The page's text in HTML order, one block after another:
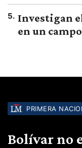
5. Investigan
en un
PRIMERA
Bolívar no